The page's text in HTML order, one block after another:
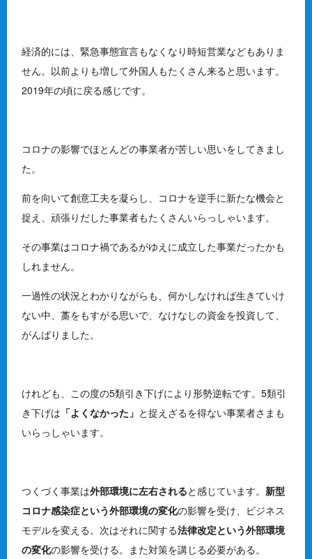
経済的には、緊急事態宣言もなくなり時短営業などもありま
せん。以前よりも増して外国人もたくさん来ると思います。
2019年の頃に戻る感じです。
コロナの影響でほとんどの事業者が苦しい思いをしてきまし
た。
前を向いて創意工夫を凝らし、コロナを逆手に新たな機会と
捉え、頑張りだした事業者もたくさんいらっしゃいます。
その事業はコロナ禍であるがゆえに成立した事業だったかも
しれません。
一過性の状況とわかりながらも、何かしなければ生きていけ
ない中、藁をもすがる思いで、なけなしの資金を投資して、
がんばりました。
けれども、この度の5類引き下げにより形勢逆転です。5類引
き下げは 「よくなかった」 と捉えざるを得ない事業者さまも
いらっしゃいます。
つくづく事業は外部環境に左右されると感じています。 新型
コロナ感染症という外部環境の変化の影響を受け、ビジネス
モデルを変える。次はそれに関する法律改定という外部環境
の変化の影響を受ける。また対策を講じる必要がある。